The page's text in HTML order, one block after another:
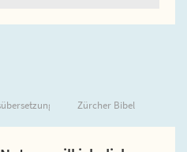
Zürcher Bibel